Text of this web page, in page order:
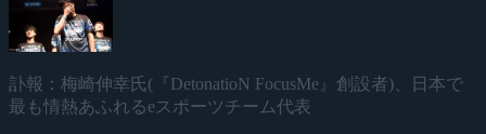
訃報：梅崎伸幸氏(『DetonatioN FocusMe』創設者)、日本で
最も情熱あふれるeスポーツチーム代表